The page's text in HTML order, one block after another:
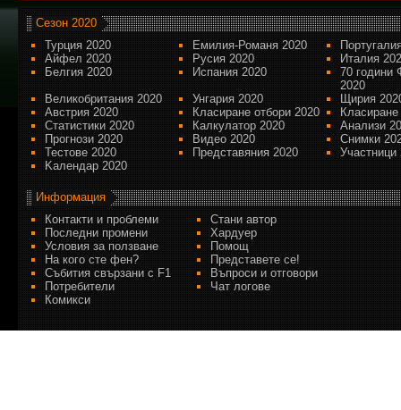
Сезон 2020
Турция 2020
Емилия-Романя 2020
Айфел 2020
Русия 2020
Италия
Белгия 2020
Испания 2020
70 години
2020
Великобритания 2020
Унгария 2020
Щирия
Австрия 2020
Класиране отбори 2020
Статистики 2020
Калкулатор 2020
Анализи
Прогнози 2020
Видео 2020
Снимки
Тестове 2020
Представяния 2020
Участници
Kалендар 2020
Информация
Контакти и проблеми
Стани автор
Последни промени
Хардуер
Условия за ползване
Помощ
На кого сте фен?
Представете се!
Събития свързани с F1
Въпроси и отговори
Потребители
Чат логове
Комикси